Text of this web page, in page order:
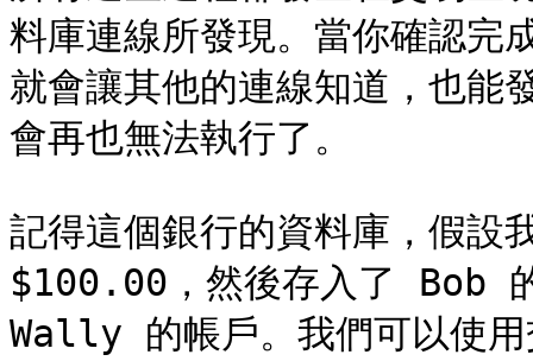
料庫連線所發現。當你確認完
就會讓其他的連線知道，也能
會再也無法執行了。
記得這個銀行的資料庫，假
$100.00，然後存入了 Bob
Wally 的帳戶。我們可以使用